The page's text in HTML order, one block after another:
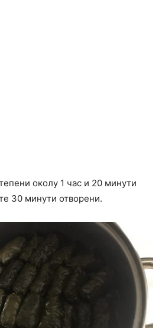
околу 1 час и 20 минути
30 минути отворени.